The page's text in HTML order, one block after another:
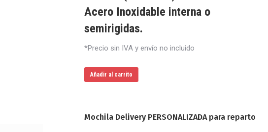
Acero Inoxidable interna o
semirigidas.
*Precio sin IVA y envío no incluido
Añadir al carrito
Mochila Delivery PERSONALIZADA para reparto